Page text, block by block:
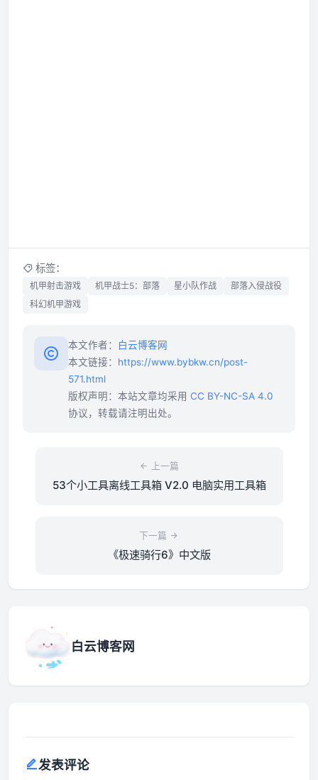
标签：
机甲射击游戏 机甲战士5：部落 星小队作战
部落入侵战役
科幻机甲游戏
本文作者：
白云博客网
本文链接： https://www.bybkw.cn/post-
571.html
版权声明：本站文章均采用 CC BY-NC-SA 4.0
协议，转载请注明出处。
上一篇
53个小工具离线工具箱 V2.0 电脑实用工具箱
下一篇
《极速骑行6》中文版
白云博客网
发表评论